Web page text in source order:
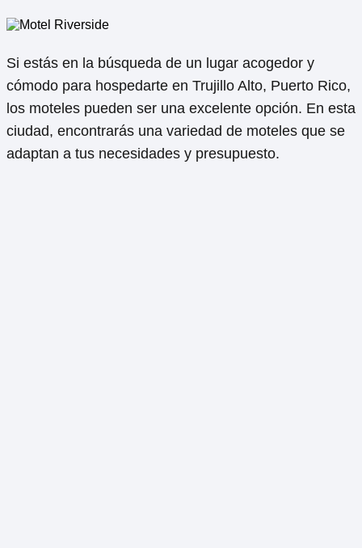
Si estás en la búsqueda de un lugar acogedor y
cómodo para hospedarte en Trujillo Alto, Puerto Rico,
los moteles pueden ser una excelente opción. En esta
ciudad, encontrarás una variedad de moteles que se
adaptan a tus necesidades y presupuesto.